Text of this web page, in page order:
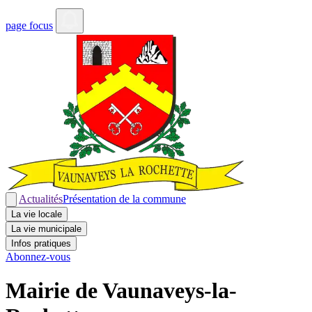
page focus
ActualitésPrésentation de la commune
La vie locale
La vie municipale
Infos pratiques
Abonnez-vous
Mairie de Vaunaveys-la-